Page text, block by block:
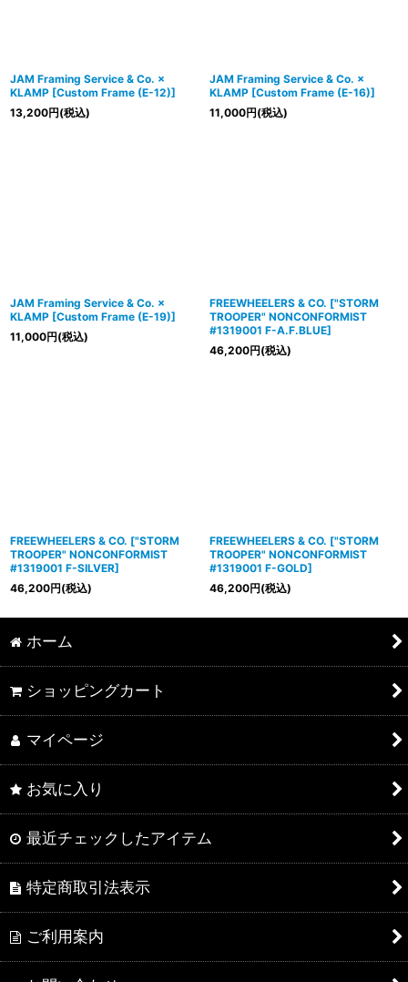
JAM Framing Service & Co. ×
KLAMP [Custom Frame (E-12)]
13,200円(税込)
JAM Framing Service & Co. ×
KLAMP [Custom Frame (E-16)]
11,000円(税込)
JAM Framing Service & Co. ×
KLAMP [Custom Frame (E-19)]
11,000円(税込)
FREEWHEELERS & CO. ["STORM
TROOPER" NONCONFORMIST
#1319001 F-A.F.BLUE]
46,200円(税込)
FREEWHEELERS & CO. ["STORM
TROOPER" NONCONFORMIST
#1319001 F-SILVER]
46,200円(税込)
FREEWHEELERS & CO. ["STORM
TROOPER" NONCONFORMIST
#1319001 F-GOLD]
46,200円(税込)
ホーム
ショッピングカート
マイページ
お気に入り
最近チェックしたアイテム
特定商取引法表示
ご利用案内